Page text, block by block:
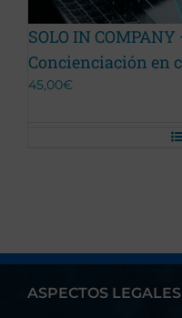
SOLO IN
Concienciación en
45,00€
ASPECTOS LEGALES